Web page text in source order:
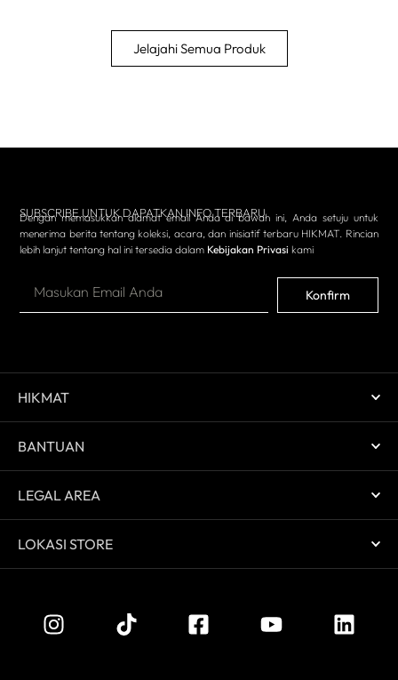
Jelajahi Semua Produk
SUBSCRIBE UNTUK DAPATKAN INFO TERBARU
Dengan memasukkan alamat email Anda di bawah ini, Anda setuju untuk
menerima berita tentang koleksi, acara, dan inisiatif terbaru HIKMAT. Rincian
lebih lanjut tentang hal ini tersedia dalam Kebijakan Privasi kami
Konfirm
HIKMAT
BANTUAN
LEGAL AREA
LOKASI STORE